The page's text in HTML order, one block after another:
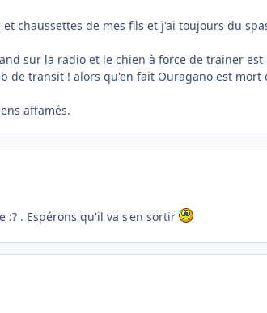
chaussettes de mes fils et j'ai toujours du
sur la radio et le chien à force de trainer est
de transit ! alors qu'en fait Ouragano est mort
affamés.
. Espérons qu'il va s'en sortir